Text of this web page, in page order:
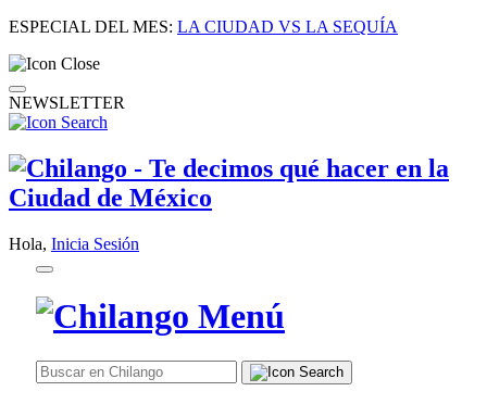
ESPECIAL DEL MES: LA CIUDAD VS LA SEQUÍA
NEWSLETTER
Hola, Inicia Sesión